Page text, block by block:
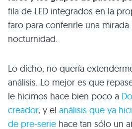
fila de LED integrados en la
faro para conferirle una mirada
nocturnidad.
Lo dicho, no quería
análisis. Lo mejor es que
le hicimos hace bien poco a
creador, y el análisis que ya
de pre-serie hace tan sólo un